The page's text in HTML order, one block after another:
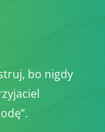
bo nigdy